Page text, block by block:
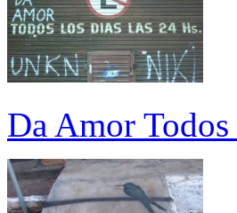
Da Amor